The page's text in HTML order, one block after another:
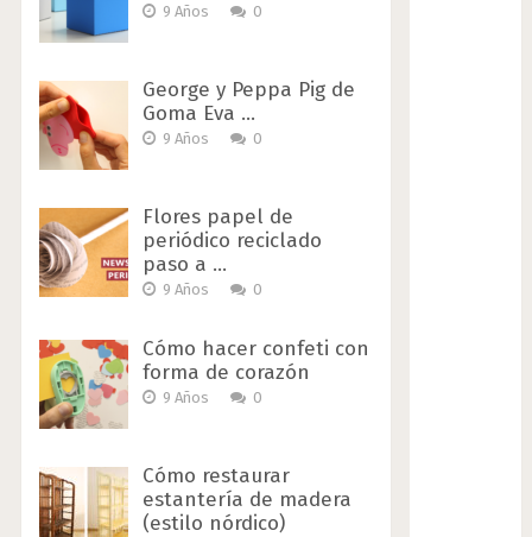
9 Años 0
George y Peppa Pig de
Goma Eva …
9 Años 0
Flores papel de
periódico reciclado
paso a …
9 Años 0
Cómo hacer confeti con
forma de corazón
9 Años 0
Cómo restaurar
estantería de madera
(estilo nórdico)